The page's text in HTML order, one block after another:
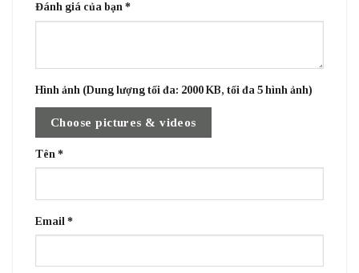
Đánh giá của bạn *
Hình ảnh (Dung lượng tối đa: 2000 KB, tối đa 5 hình ảnh)
Choose pictures & videos
Tên *
Email *